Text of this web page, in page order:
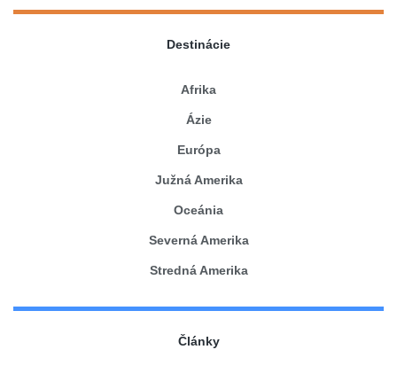
Destinácie
Afrika
Ázie
Európa
Južná Amerika
Oceánia
Severná Amerika
Stredná Amerika
Články